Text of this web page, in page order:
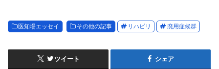
医知場エッセイ その他の記事 リハビリ 廃用症候群
ツイート シェア